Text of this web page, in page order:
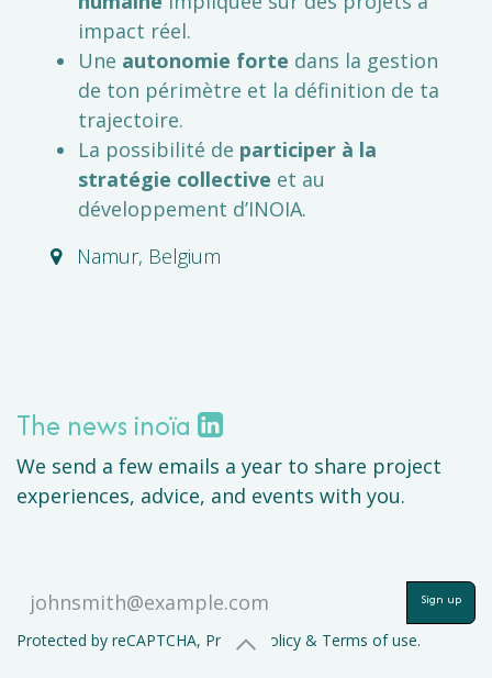
impact réel.
Une autonomie forte dans la gestion
de ton périmètre et la définition de ta
trajectoire.
La possibilité de participer à la
stratégie collective et au
développement d’INOIA.
Namur, Belgium
The news inoïa
We send a few emails a year to share project
experiences, advice, and events with you.
Sign up
Protected by reCAPTCHA, Privacy policy & Terms of use.